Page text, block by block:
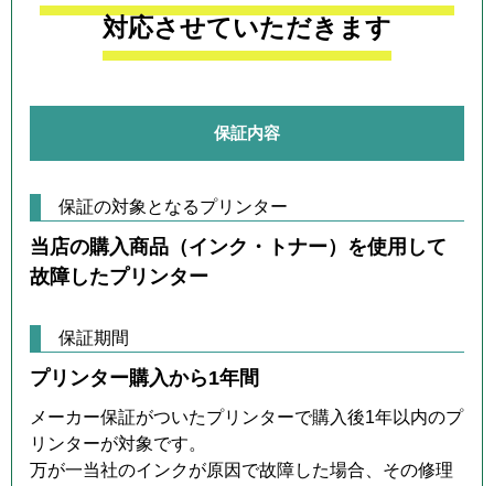
対応させていただきます
保証内容
保証の対象となるプリンター
当店の購入商品（インク・トナー）を使用して
故障したプリンター
保証期間
プリンター購入から1年間
メーカー保証がついたプリンターで購入後1年以内のプ
リンターが対象です。
万が一当社のインクが原因で故障した場合、その修理